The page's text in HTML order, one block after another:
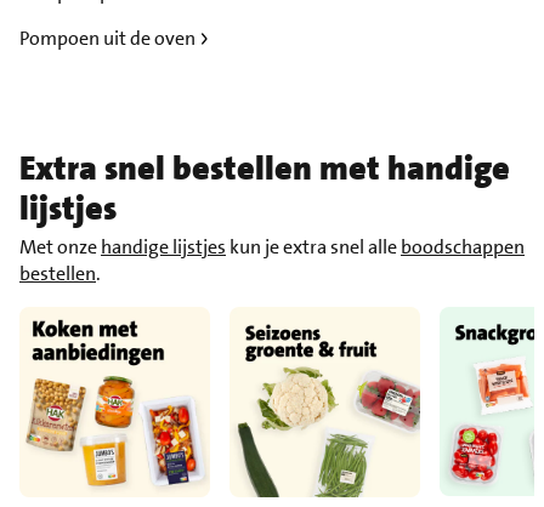
Pompoen uit de oven
Extra snel bestellen met handige
lijstjes
Met onzehandige lijstjes kun je extra snel alleboodschappen
bestellen.